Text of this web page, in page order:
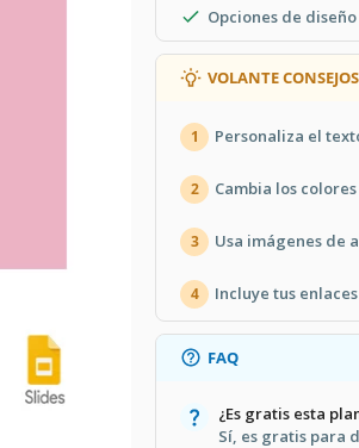
Opciones de
VOLANTE CONSEJOS
1 Personaliza el
2 Cambia los
3 Usa imágenes de
4 Incluye tus
FAQ
¿Es gratis esta
Sí, es gratis para